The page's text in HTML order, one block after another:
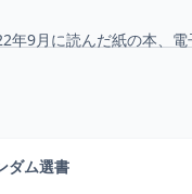
年9月に読んだ紙の本、
ダム選書